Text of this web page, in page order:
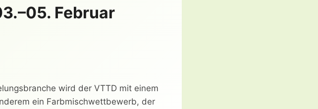
Februar
wird der VTTD mit einem
ein Farbmischwettbewerb, der